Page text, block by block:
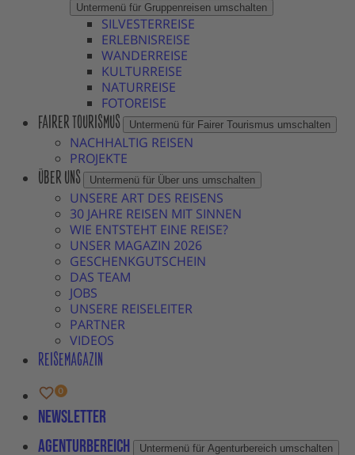
Untermenü für Gruppenreisen umschalten
SILVESTERREISE
ERLEBNISREISE
WANDERREISE
KULTURREISE
NATURREISE
FOTOREISE
FAIRER TOURISMUS Untermenü für Fairer Tourismus umschalten
NACHHALTIG REISEN
PROJEKTE
ÜBER UNS Untermenü für Über uns umschalten
UNSERE ART DES REISENS
30 JAHRE REISEN MIT SINNEN
WIE ENTSTEHT EINE REISE?
UNSER MAGAZIN 2026
GESCHENKGUTSCHEIN
DAS TEAM
JOBS
UNSERE REISELEITER
PARTNER
VIDEOS
REISEMAGAZIN
Newsletter
Agenturbereich
Untermenü für Agenturbereich umschalten